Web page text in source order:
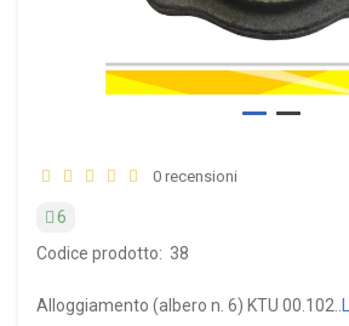
0 recensioni
6
Codice prodotto: 38
Alloggiamento (albero n. 6) KTU 00.102..